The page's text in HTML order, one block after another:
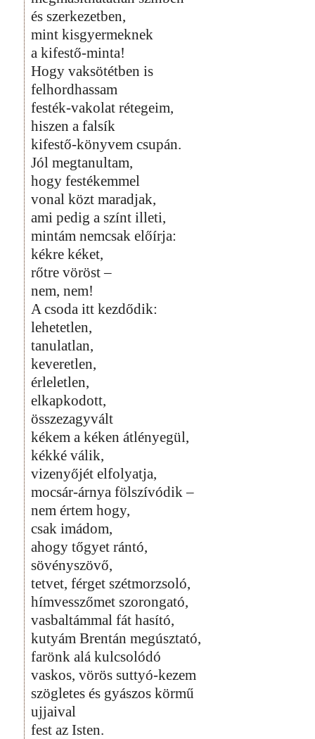
és szerkezetben,
mint kisgyermeknek
a kifestő-minta!
Hogy vaksötétben is
felhordhassam
festék-vakolat rétegeim,
hiszen a falsík
kifestő-könyvem csupán.
Jól megtanultam,
hogy festékemmel
vonal közt maradjak,
ami pedig a színt illeti,
mintám nemcsak előírja:
kékre kéket,
rőtre vöröst –
nem, nem!
A csoda itt kezdődik:
lehetetlen,
tanulatlan,
keveretlen,
érleletlen,
elkapkodott,
összezagyvált
kékem a kéken átlényegül,
kékké válik,
vizenyőjét elfolyatja,
mocsár-árnya fölszívódik –
nem értem hogy,
csak imádom,
ahogy tőgyet rántó,
sövényszövő,
tetvet, férget szétmorzsoló,
hímvesszőmet szorongató,
vasbaltámmal fát hasító,
kutyám Brentán megúsztató,
farönk alá kulcsolódó
vaskos, vörös suttyó-kezem
szögletes és gyászos körmű
ujjaival
fest az Isten.